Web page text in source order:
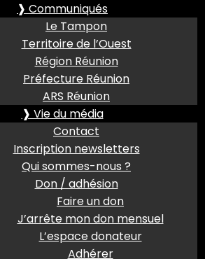
❱ Communiqués
Le Tampon
Territoire de l’Ouest
Région Réunion
Préfecture Réunion
ARS Réunion
❱ Vie du média
Contact
Inscription newsletters
Qui sommes-nous ?
Don / adhésion
Faire un don
J’arrête mon don mensuel
L’espace donateur
Adhérer